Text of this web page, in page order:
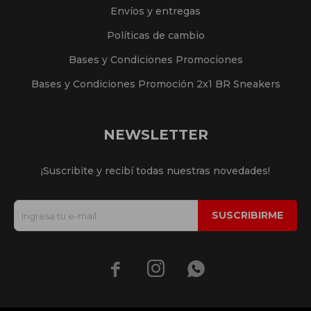
Envíos y entregas
Políticas de cambio
Bases y Condiciones Promociones
Bases y Condiciones Promoción 2x1 BR Sneakers
NEWSLETTER
¡Suscribite y recibí todas nuestras novedades!
SUSCRIBIRME
  